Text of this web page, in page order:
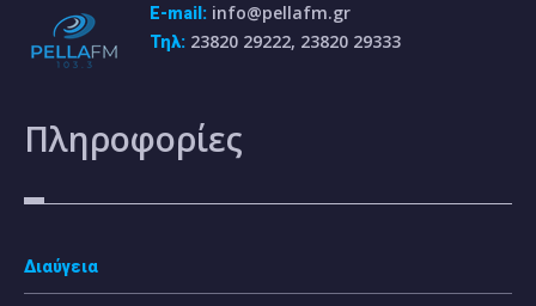
E-mail: info@pellafm.gr
Τηλ: 23820 29222, 23820 29333
Πληροφορίες
Διαύγεια